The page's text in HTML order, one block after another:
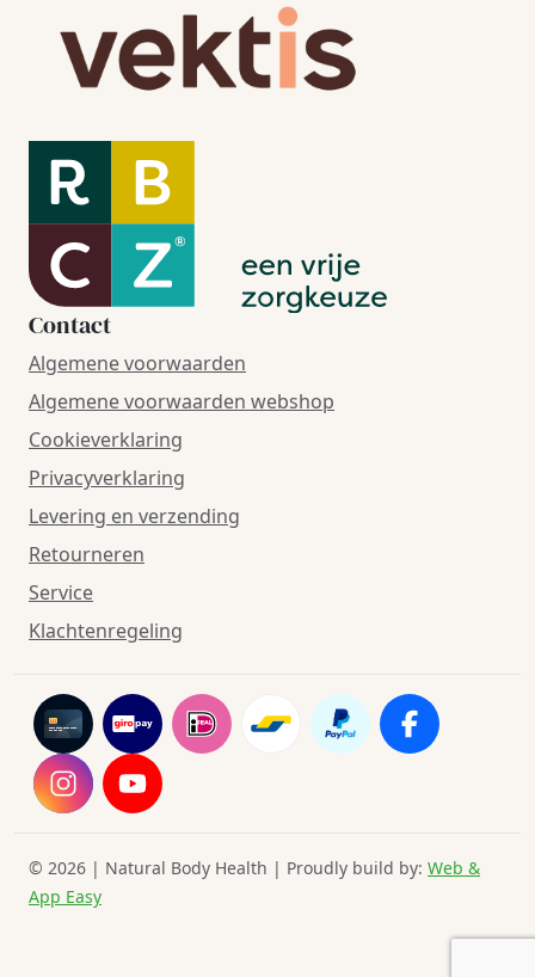
Contact
Algemene voorwaarden
Algemene voorwaarden webshop
Cookieverklaring
Privacyverklaring
Levering en verzending
Retourneren
Service
Klachtenregeling
© 2026 | Natural Body Health | Proudly build by: Web &
App Easy